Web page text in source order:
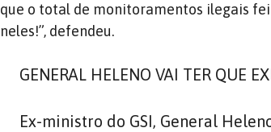
que o total de monitoramentos ilegais
neles!”, defendeu.
GENERAL HELENO VAI TER QUE
Ex-ministro do GSI, General